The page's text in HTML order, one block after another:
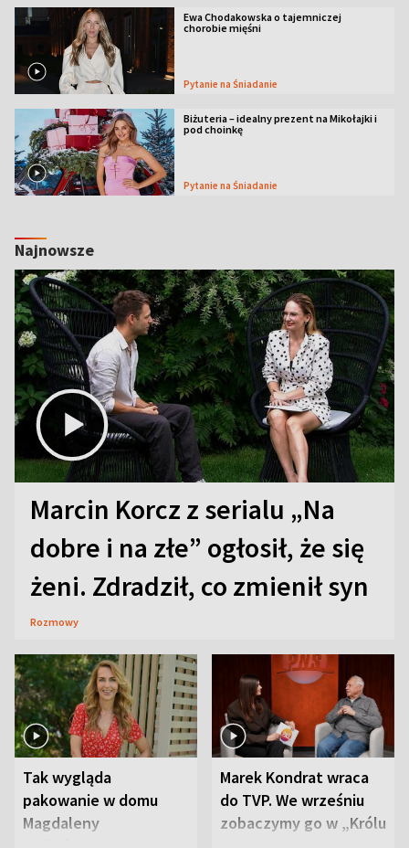
Ewa Chodakowska o tajemniczej
chorobie mięśni
Pytanie na Śniadanie
Biżuteria – idealny prezent na Mikołajki i
pod choinkę
Pytanie na Śniadanie
Najnowsze
Marcin Korcz z serialu „Na
dobre i na złe” ogłosił, że się
żeni. Zdradził, co zmienił syn
Rozmowy
Tak wygląda
pakowanie w domu
Magdaleny
Marek Kondrat wraca
do TVP. We wrześniu
zobaczymy go w „Królu